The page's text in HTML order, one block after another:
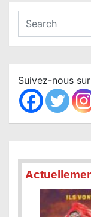
a
c
h
Suivez-nous